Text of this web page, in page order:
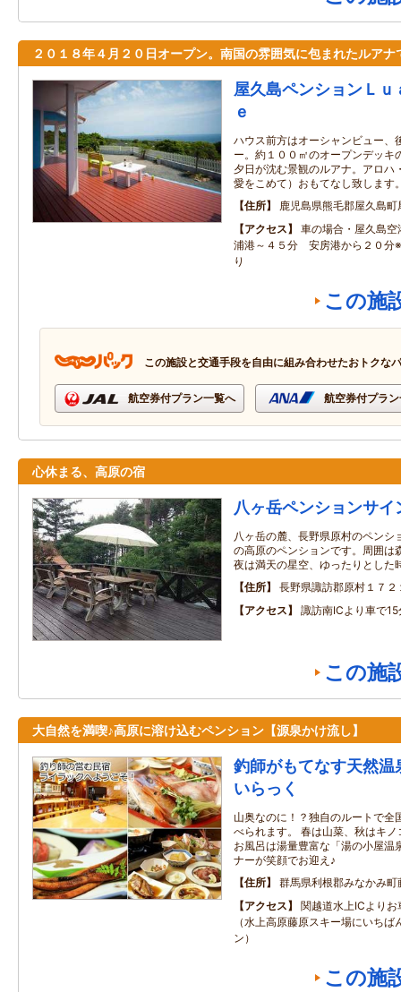
２０１８年４月２０日オープン。南国の雰囲気に包まれたルアナ
屋久島ペンションＬ
ｅ
ハウス前方はオーシャンビュー、
ー。約１００㎡のオープンデッキ
夕日が沈む景観のルアナ。アロハ
愛をこめて）おもてなし致します
住所
鹿児島県熊毛郡屋久島
アクセス
車の場合・屋久島
浦港～４５分 安房港から２０分
り
この施
この施設と交通手段を自由に組み合わせたおトクな
航空券付プラン一覧へ 航空券付プラ
心休まる、高原の宿
八ヶ岳ペンションサイ
八ヶ岳の麓、長野県原村のペン
の高原のペンションです。周囲は
夜は満天の星空、ゆったりとした
住所
長野県諏訪郡原村１７
アクセス
諏訪南ICより車で15
この施
大自然を満喫♪高原に溶け込むペンション【源泉かけ流し】
釣師がもてなす天然温
いらっく
山奥なのに！？独自のルートで全
べられます。 春は山菜、秋はキ
お風呂は湯量豊富な「湯の小屋温
ナーが笑顔でお迎え♪
住所
群馬県利根郡みなかみ
アクセス
関越道水上ICより
（水上高原藤原スキー場にいちば
ン）
この施